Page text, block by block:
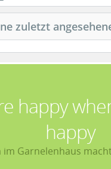
zuletzt
happy
happy
im Garnelenhaus